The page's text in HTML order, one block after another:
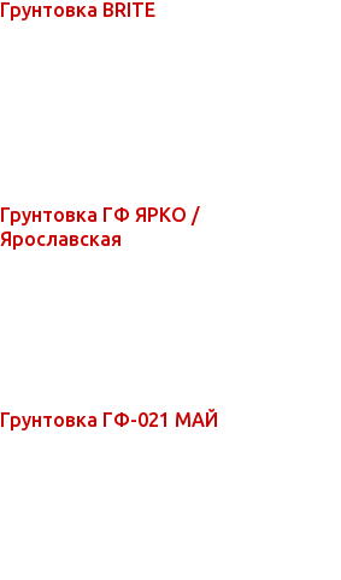
Грунтовка BRITE
Грунтовка ГФ ЯРКО /
Ярославская
Грунтовка ГФ-021 МАЙ